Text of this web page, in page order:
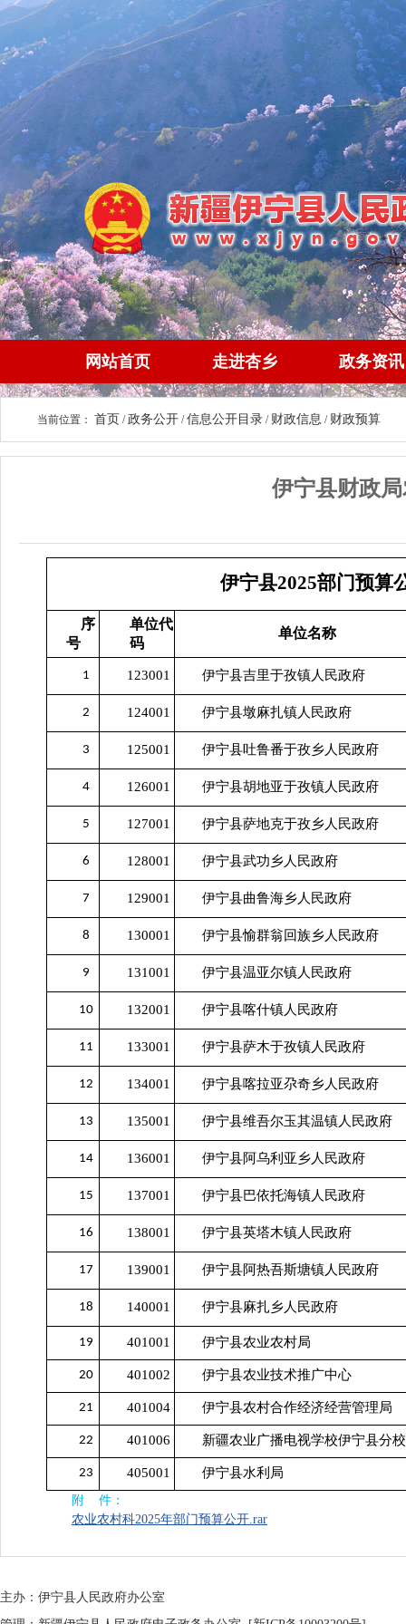
网站首页 走进杏乡 政务资讯
当前位置： 首页 /政务公开 /信息公开目录 / 财政信息 / 财政预算
伊宁县财政
伊宁县2025部门预算
序
号
单位代
码
单位名称
1 123001 伊宁县吉里于孜镇人民政府
2 124001 伊宁县墩麻扎镇人民政府
3 125001 伊宁县吐鲁番于孜乡人民政府
4 126001 伊宁县胡地亚于孜镇人民政府
5 127001 伊宁县萨地克于孜乡人民政府
6 128001 伊宁县武功乡人民政府
7 129001 伊宁县曲鲁海乡人民政府
8 130001 伊宁县愉群翁回族乡人民政府
9 131001 伊宁县温亚尔镇人民政府
10 132001 伊宁县喀什镇人民政府
11 133001 伊宁县萨木于孜镇人民政府
12 134001 伊宁县喀拉亚尕奇乡人民政府
13 135001 伊宁县维吾尔玉其温镇人民政府
14 136001 伊宁县阿乌利亚乡人民政府
15 137001 伊宁县巴依托海镇人民政府
16 138001 伊宁县英塔木镇人民政府
17 139001 伊宁县阿热吾斯塘镇人民政府
18 140001 伊宁县麻扎乡人民政府
19 401001 伊宁县农业农村局
20 401002 伊宁县农业技术推广中心
21 401004 伊宁县农村合作经济经营管理局
22 401006 新疆农业广播电视学校伊宁县分校
23 405001 伊宁县水利局
附 件：
农业农村科2025年部门预算公开.rar
主办：伊宁县人民政府办公室